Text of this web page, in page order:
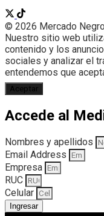
© 2026 Mercado Negro
Nuestro sitio web
contenido y los
sociales y analizar el
entendemos que
Aceptar
Accede al
Nombres y apellidos
Email Address
Empresa
RUC
Celular
Ingresar